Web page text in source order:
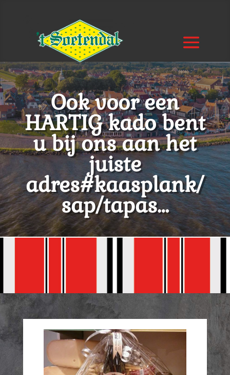
Ook voor een
HARTIG kado bent
u bij ons aan het
juiste
adres#kaasplank/
sap/tapas…